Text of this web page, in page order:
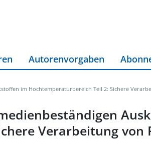
Autorenvorgaben
im Hochtemperaturbereich Teil 2: Sichere
Verarbeitung